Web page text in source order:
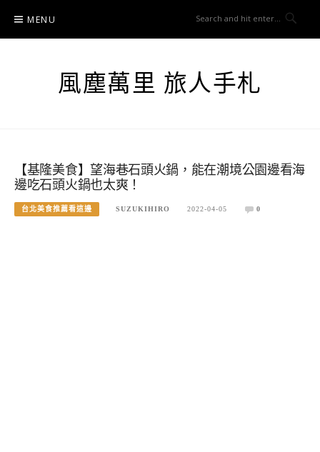
content
MENU
風塵萬里 旅人手札
【基隆美食】望海巷石頭火鍋，能在潮境公園邊看海
邊吃石頭火鍋也太爽！
台北美食推薦看這邊 SUZUKIHIRO 2022-04-05 0